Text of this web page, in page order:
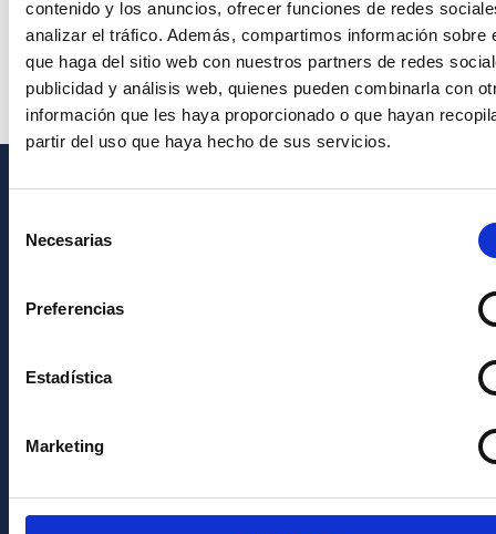
contenido y los anuncios, ofrecer funciones de redes
analizar el tráfico. Además, compartimos información sobre
que haga del sitio web con nuestros partners de redes
publicidad y análisis web, quienes pueden combinarla con
información que les haya proporcionado o que hayan
partir del uso que haya hecho de sus servicios.
Necesarias
Preferencias
Estadística
Marketing
Biblioteca
Legislación